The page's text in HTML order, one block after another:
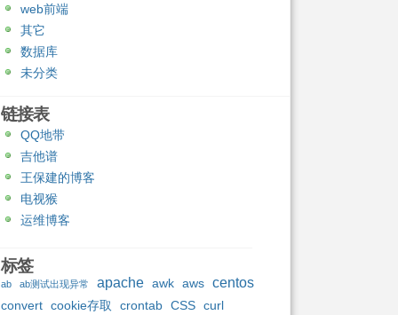
web前端
其它
数据库
未分类
链接表
QQ地带
吉他谱
王保建的博客
电视猴
运维博客
标签
ab ab测试出现异常 apache awk aws centos
convert cookie存取 crontab CSS curl